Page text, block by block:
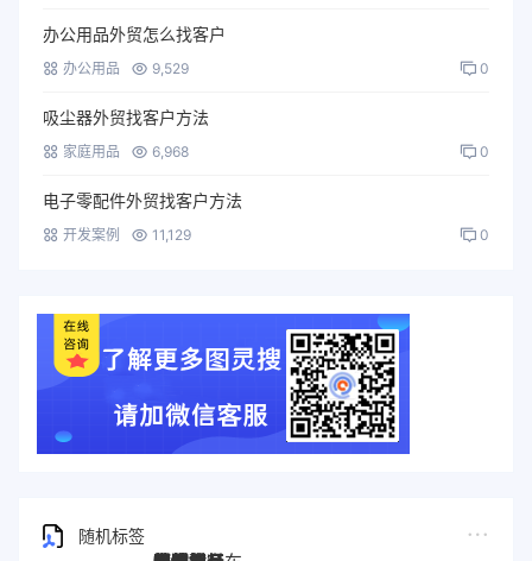
办公用品外贸怎么找客户
办公用品 9,529 0
吸尘器外贸找客户方法
家庭用品 6,968 0
电子零配件外贸找客户方法
开发案例 11,129 0
随机标签